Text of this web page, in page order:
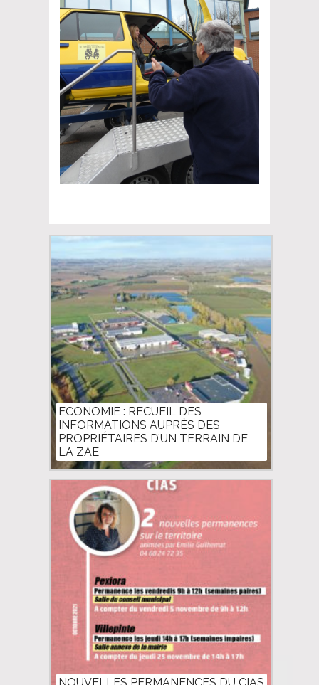
ECONOMIE : RECUEIL DES
INFORMATIONS AUPRÈS DES
PROPRIÉTAIRES D’UN TERRAIN DE
LA ZAE